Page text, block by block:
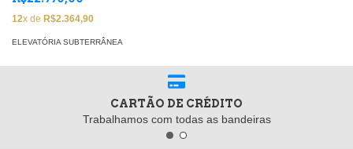
12x de R$2.364,90
ELEVATÓRIA SUBTERRÂNEA
CARTÃO DE CRÉDITO
Trabalhamos com todas as bandeiras